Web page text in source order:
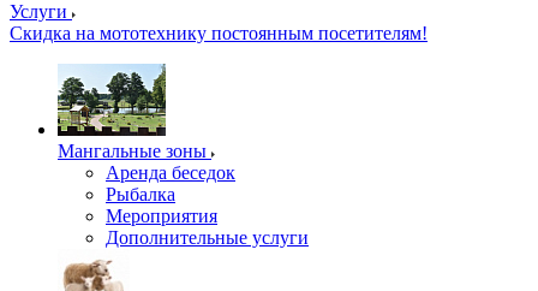
Услуги
Скидка на мототехнику постоянным посетителям!
Мангальные зоны
Аренда беседок
Рыбалка
Мероприятия
Дополнительные услуги